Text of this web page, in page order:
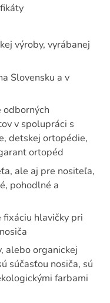
výroby, vyrábanej
Slovensku a v
odborných
v spolupráci s
detskej ortopédie,
ortopéd
ale aj pre nositeľa,
pohodlné a
fixáciu hlavičky pri
alebo organickej
súčasťou nosiča, sú
farbami